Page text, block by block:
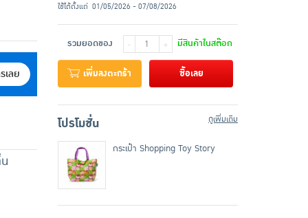
เลย
ใช้ได้ตั้งแต่ 01/05/2026 - 07/08/2026
รวมยอดของ - + มีสินค้าในสต๊อก
เพิ่มลงตะกร้า ซื้อเลย
โปรโมชั่น ดูเพิ่มเติม
กระเป๋า Shopping Toy Story